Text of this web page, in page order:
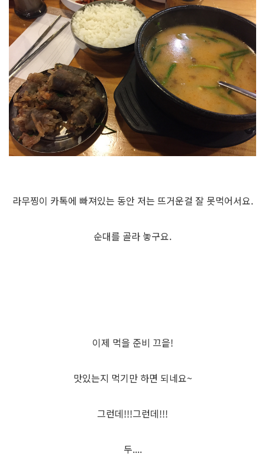
라무찡이 카톡에 빠져있는 동안 저는 뜨거운걸 잘 못먹어서요.
순대를 골라 놓구요.
이제 먹을 준비 끄읕!
맛있는지 먹기만 하면 되네요~
그런데!!!그런데!!!
두....